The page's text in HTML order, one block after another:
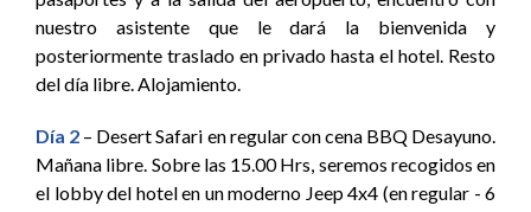
nuestro asistente que le dará la bienvenida y
posteriormente traslado en privado hasta el hotel. Resto
del día libre. Alojamiento.
Día 2 – Desert Safari en regular con cena BBQ Desayuno.
Mañana libre. Sobre las 15.00 Hrs, seremos recogidos en
el lobby del hotel en un moderno Jeep 4x4 (en regular - 6